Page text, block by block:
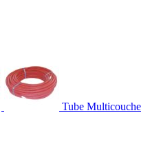
Tube Multicouche